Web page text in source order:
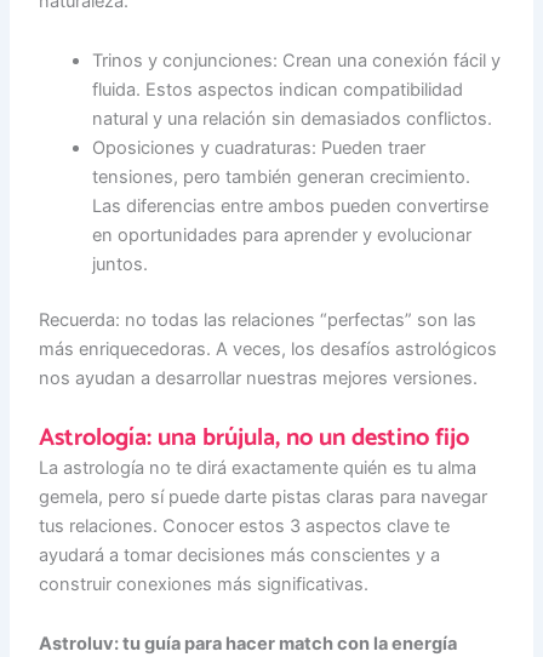
Trinos y conjunciones: Crean una conexión fácil y
fluida. Estos aspectos indican compatibilidad
natural y una relación sin demasiados conflictos.
Oposiciones y cuadraturas: Pueden traer
tensiones, pero también generan crecimiento.
Las diferencias entre ambos pueden convertirse
en oportunidades para aprender y evolucionar
juntos.
Recuerda: no todas las relaciones “perfectas” son las
más enriquecedoras. A veces, los desafíos astrológicos
nos ayudan a desarrollar nuestras mejores versiones.
Astrología: una brújula, no un destino fijo
La astrología no te dirá exactamente quién es tu alma
gemela, pero sí puede darte pistas claras para navegar
tus relaciones. Conocer estos 3 aspectos clave te
ayudará a tomar decisiones más conscientes y a
construir conexiones más significativas.
Astroluv: tu guía para hacer match con la energía